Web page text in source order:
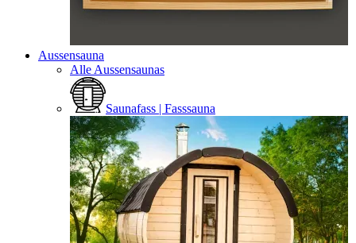
Aussensauna
Alle Aussensaunas
Saunafass | Fasssauna